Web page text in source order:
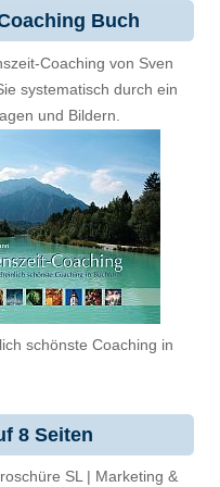
Buch
Coaching von Sven
systematisch durch ein
und Bildern.
schönste Coaching in
8 Seiten
SL | Marketing &